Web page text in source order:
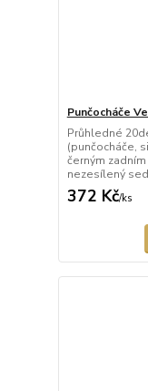
Punčocháče
Průhledné
(punčocháče,
černým
nezesílený
372 Kč/ks